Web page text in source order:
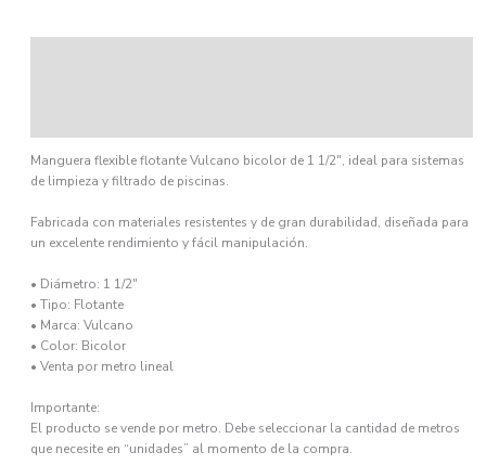
Manguera flexible flotante Vulcano bicolor de 1 1/2″, ideal para sistemas
de limpieza y filtrado de piscinas.
Fabricada con materiales resistentes y de gran durabilidad, diseñada para
un excelente rendimiento y fácil manipulación.
• Diámetro: 1 1/2″
• Tipo: Flotante
• Marca: Vulcano
• Color: Bicolor
• Venta por metro lineal
Importante:
El producto se vende por metro. Debe seleccionar la cantidad de metros
que necesite en “unidades” al momento de la compra.